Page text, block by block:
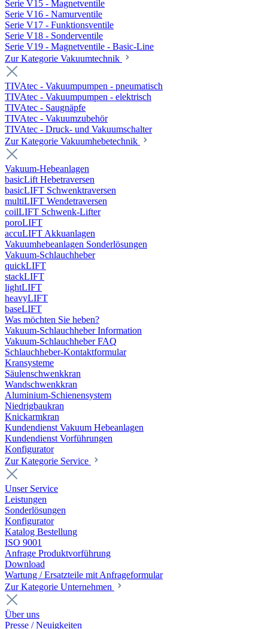
Serie V15 - Magnetventile
Serie V16 - Namurventile
Serie V17 - Funktionsventile
Serie V18 - Sonderventile
Serie V19 - Magnetventile - Basic-Line
Zur Kategorie Vakuumtechnik
TIVAtec - Vakuumpumpen - pneumatisch
TIVAtec - Vakuumpumpen - elektrisch
TIVAtec - Saugnäpfe
TIVAtec - Vakuumzubehör
TIVAtec - Druck- und Vakuumschalter
Zur Kategorie Vakuumhebetechnik
Vakuum-Hebeanlagen
basicLift Hebetraversen
basicLIFT Schwenktraversen
multiLIFT Wendetraversen
coilLIFT Schwenk-Lifter
poroLIFT
accuLIFT Akkuanlagen
Vakuumhebeanlagen Sonderlösungen
Vakuum-Schlauchheber
quickLIFT
stackLIFT
lightLIFT
heavyLIFT
baseLIFT
Was möchten Sie heben?
Vakuum-Schlauchheber Information
Vakuum-Schlauchheber FAQ
Schlauchheber-Kontaktformular
Kransysteme
Säulenschwenkkran
Wandschwenkkran
Aluminium-Schienensystem
Niedrigbaukran
Knickarmkran
Kundendienst Vakuum Hebeanlagen
Kundendienst Vorführungen
Konfigurator
Zur Kategorie Service
Unser Service
Leistungen
Sonderlösungen
Konfigurator
Katalog Bestellung
ISO 9001
Anfrage Produktvorführung
Download
Wartung / Ersatzteile mit Anfrageformular
Zur Kategorie Unternehmen
Über uns
Presse / Neuigkeiten